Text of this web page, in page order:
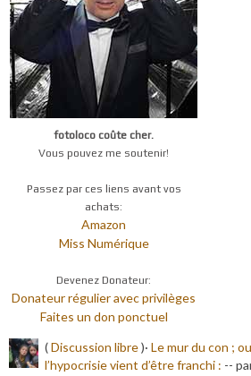
fotoloco coûte cher.
Vous pouvez me soutenir!
Passez par ces liens avant vos
achats:
Amazon
Miss Numérique
Devenez Donateur:
Donateur régulier avec privilèges
Faites un don ponctuel
(Discussion libre)· Le mur du con ;
l’hypocrisie vient d’être franchi : --